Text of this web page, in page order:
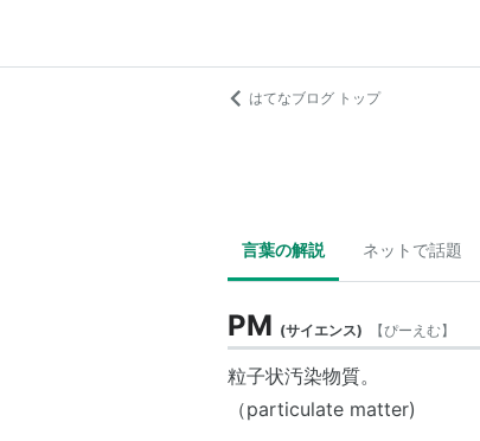
はてなブログ トップ
言葉の解説 ネットで話題
PM (サイエンス) 【ぴーえむ】
粒子状汚染物質。
（particulate matter)